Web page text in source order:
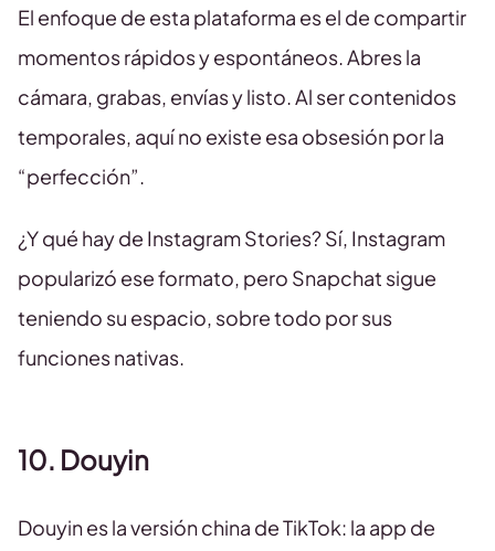
El enfoque de esta plataforma es el de compartir
momentos rápidos y espontáneos. Abres la
cámara, grabas, envías y listo. Al ser contenidos
temporales, aquí no existe esa obsesión por la
“perfección”.
¿Y qué hay de Instagram Stories? Sí, Instagram
popularizó ese formato, pero Snapchat sigue
teniendo su espacio, sobre todo por sus
funciones nativas.
10. Douyin
Douyin es la versión china de TikTok: la app de